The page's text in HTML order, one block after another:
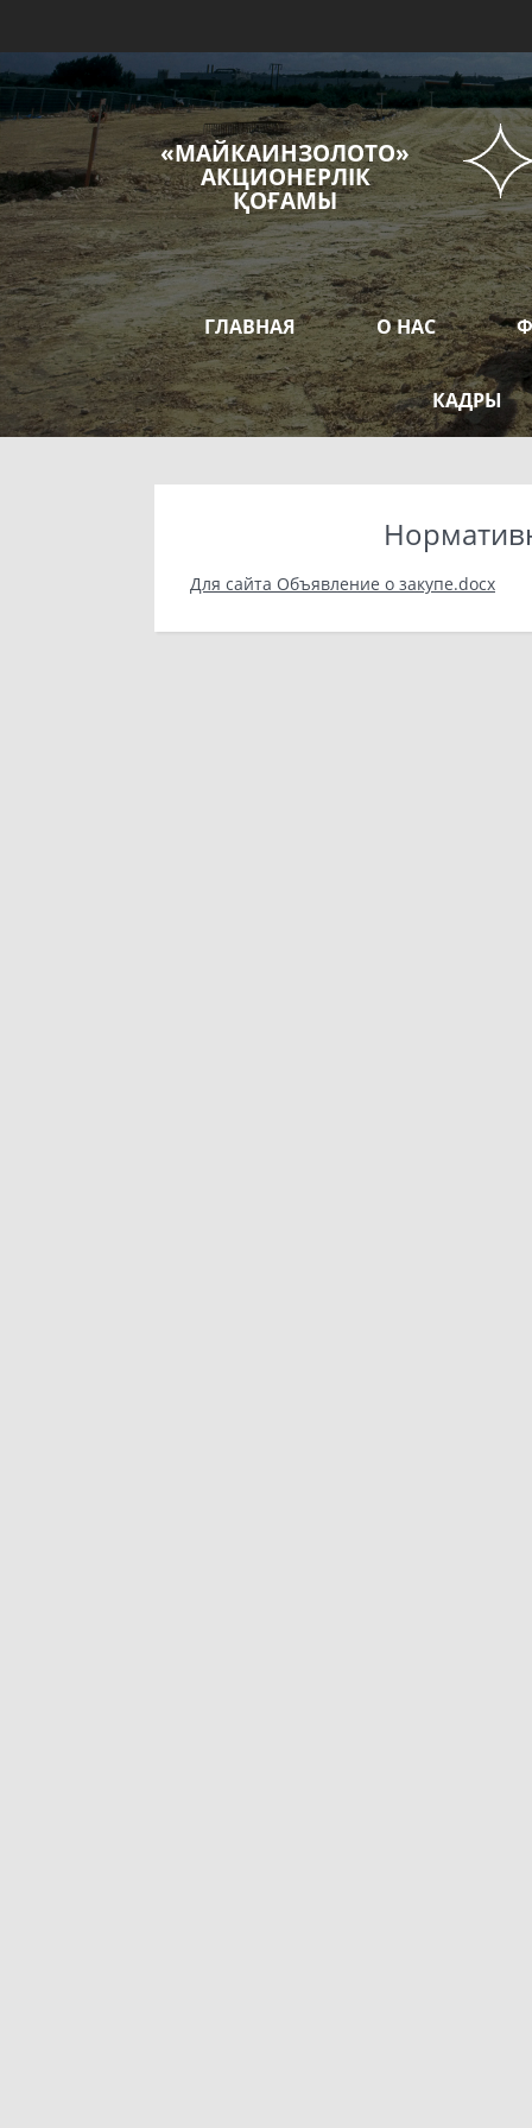
«МАЙКАИНЗОЛОТО»
АКЦИОНЕРЛІК
ҚОҒАМЫ
ГЛАВНАЯ О НАС
КАДРЫ
Для сайта Объявление о закупе.docx